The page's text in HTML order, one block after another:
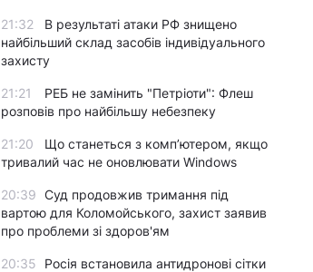
21:32
В результаті атаки РФ знищено
найбільший склад засобів індивідуального
захисту
21:21
РЕБ не замінить "Петріоти": Флеш
розповів про найбільшу небезпеку
21:20
Що станеться з комп’ютером, якщо
тривалий час не оновлювати Windows
20:39 Суд продовжив тримання під
вартою для Коломойського, захист заявив
про проблеми зі здоров'ям
20:35
Росія встановила антидронові сітки